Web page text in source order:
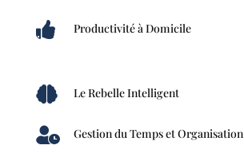
 Productivité à Domicile
 Le Rebelle Intelligent
 Gestion du Temps et Organisation